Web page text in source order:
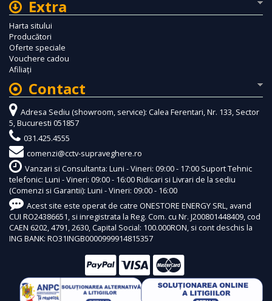
Extra
Harta sitului
Producători
Oferte speciale
Vouchere cadou
Afiliaţi
Contact
Adresa Sediu (showroom, service): Calea Ferentari, Nr. 133, Sector
5, Bucuresti 051857
031.425.4555
comenzi@cctv-supraveghere.ro
Vanzari si Consultanta: Luni - Vineri: 09:00 - 17:00 Suport Tehnic
telefonic: Luni - Vineri: 09:00 - 16:00 Ridicari si Livrari de la sediu
(Comenzi si Garantii): Luni - Vineri: 09:00 - 16:00
Acest site este operat de catre ONESTORE ENERGY SRL, avand
CUI RO24386651, si inregistrata la Reg. Com. cu Nr. J200801448409, cod
CAEN 6202, 4791, 2630, Capital Social: 100.000RON, si cont deschis la
ING BANK: RO31INGB0000999914815357